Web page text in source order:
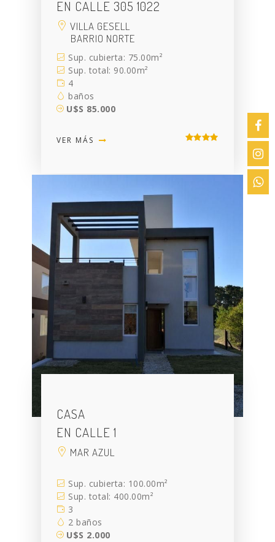
EN CALLE 305 1022
VILLA GESELL
BARRIO NORTE
Sup. cubierta: 75.00m²
Sup. total: 90.00m²
4
baños
U$S 85.000
VER MÁS
CASA
EN CALLE 1
MAR AZUL
Sup. cubierta: 100.00m²
Sup. total: 400.00m²
3
2 baños
U$S 2.000